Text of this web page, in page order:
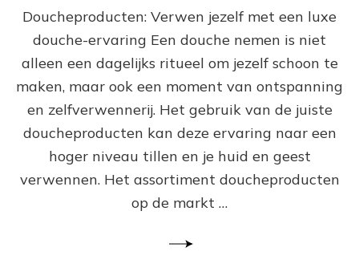
Doucheproducten: Verwen jezelf met een luxe
douche-ervaring Een douche nemen is niet
alleen een dagelijks ritueel om jezelf schoon te
maken, maar ook een moment van ontspanning
en zelfverwennerij. Het gebruik van de juiste
doucheproducten kan deze ervaring naar een
hoger niveau tillen en je huid en geest
verwennen. Het assortiment doucheproducten
op de markt …